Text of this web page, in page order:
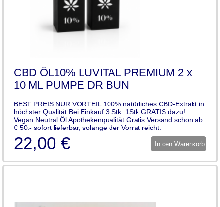
CBD ÖL10% LUVITAL PREMIUM 2 x
10 ML PUMPE DR BUN
BEST PREIS NUR VORTEIL 100% natürliches CBD-Extrakt in
höchster Qualität Bei Einkauf 3 Stk. 1Stk.GRATIS dazu!
Vegan Neutral Öl Apothekenqualität Gratis Versand schon ab
€ 50.- sofort lieferbar, solange der Vorrat reicht.
22,00 € In den Warenkorb